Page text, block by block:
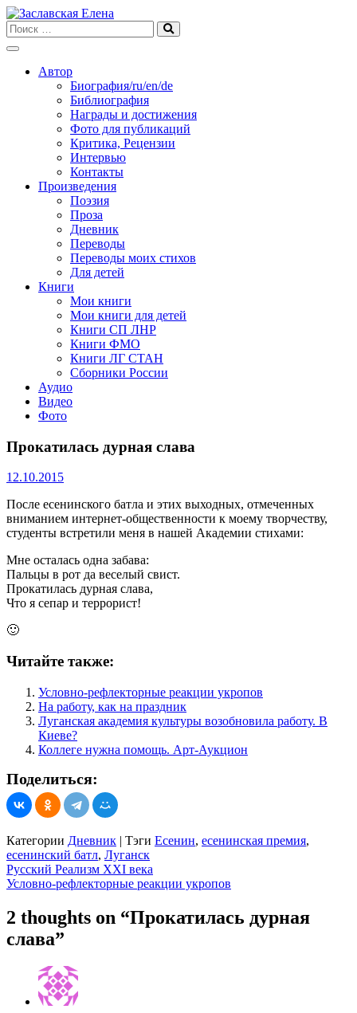
Skip
to
content
Автор
Биография/ru/en/de
Библиография
Награды и достижения
Фото для публикаций
Критика, Рецензии
Интервью
Контакты
Произведения
Поэзия
Проза
Дневник
Переводы
Переводы моих стихов
Для детей
Книги
Мои книги
Мои книги для детей
Книги СП ЛНР
Книги ФМО
Книги ЛГ СТАН
Сборники России
Аудио
Видео
Фото
Прокатилась дурная слава
12.10.2015
После есенинского батла и этих выходных, отмеченных
вниманием интернет-общественности к моему творчеству,
студенты встретили меня в нашей Академии стихами:
Мне осталась одна забава:
Пальцы в рот да веселый свист.
Прокатилась дурная слава,
Что я сепар и террорист!
🙂
Читайте также:
Условно-рефлекторные реакции укропов
На работу, как на праздник
Луганская академия культуры возобновила работу. В
Киеве?
Коллеге нужна помощь. Арт-Аукцион
Поделиться:
Категории Дневник | Тэги Есенин, есенинская премия,
есенинский батл, Луганск
Навигация
по
записям
Русский Реализм XXI века
Условно-рефлекторные реакции укропов
2 thoughts on “Прокатилась дурная
слава”